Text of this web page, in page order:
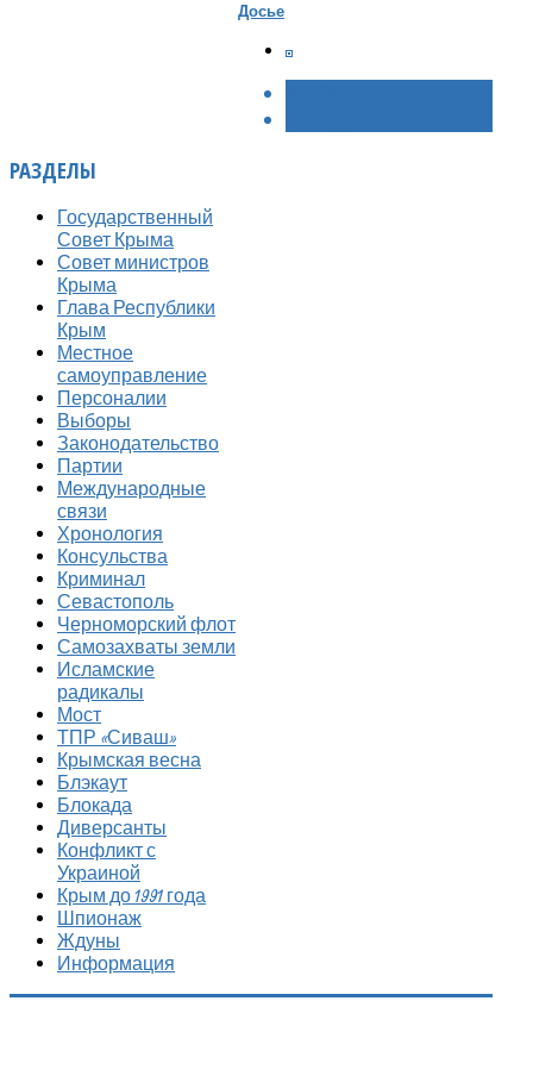
Досье
РАЗДЕЛЫ
Государственный
Совет Крыма
Совет министров
Крыма
Глава Республики
Крым
Местное
самоуправление
Персоналии
Выборы
Законодательство
Партии
Международные
связи
Хронология
Консульства
Криминал
Севастополь
Черноморский флот
Самозахваты земли
Исламские
радикалы
Мост
ТПР «Сиваш»
Крымская весна
Блэкаут
Блокада
Диверсанты
Конфликт с
Украиной
Крым до 1991 года
Шпионаж
Ждуны
Информация